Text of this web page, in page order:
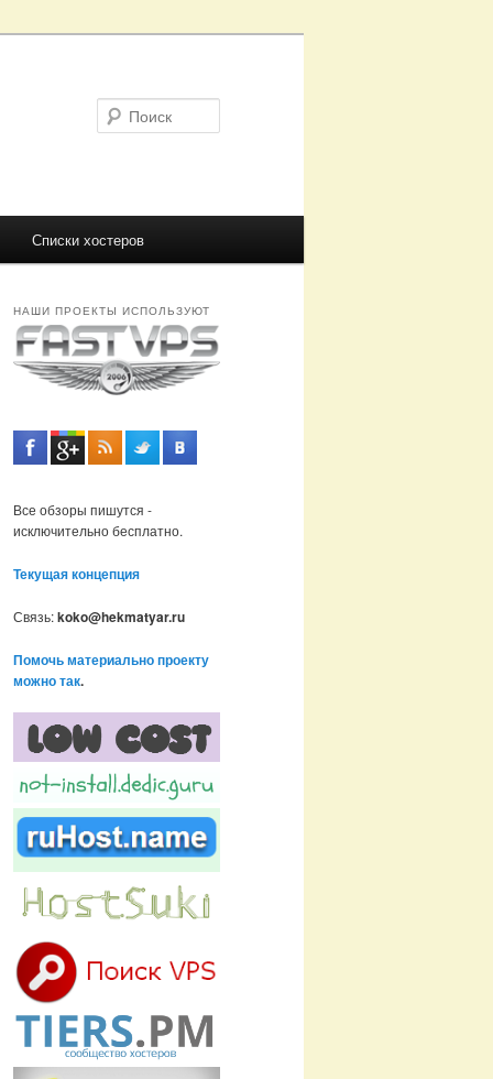
Списки хостеров
НАШИ ПРОЕКТЫ ИСПОЛЬЗУЮТ
Все обзоры пишутся -
исключительно бесплатно.
Текущая концепция
Связь:koko@hekmatyar.ru
Помочь материально проекту
можно так.